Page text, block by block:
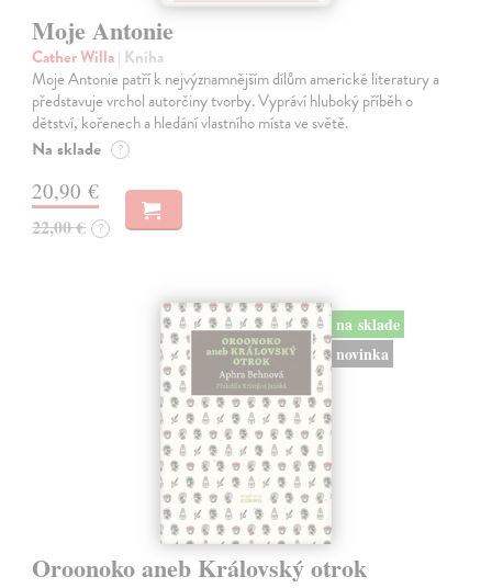
Moje Antonie
Cather Willa| Kniha
Moje Antonie patří k nejvýznamnějším dílům americké literatury a
představuje vrchol autorčiny tvorby. Vypráví hluboký příběh o
dětství, kořenech a hledání vlastního místa ve světě.
Na sklade ?
20,90 €
22,00 € ?
na sklade
novinka
Oroonoko aneb Královský otrok